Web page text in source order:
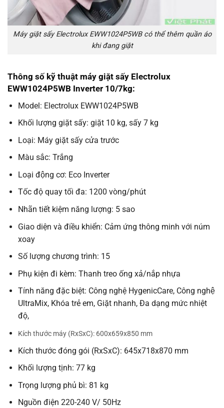
Máy giặt sấy Electrolux EWW1024P5WB có thể thêm quần áo
khi đang giặt
Thông số kỹ thuật máy giặt sấy Electrolux
EWW1024P5WB Inverter 10/7kg:
Model: Electrolux EWW1024P5WB
Khối lượng giặt sấy: giặt 10 kg, sấy 7 kg
Loại: Máy giặt sấy cửa trước
Màu sắc: Trắng
Loại động cơ: Eco Inverter
Tốc độ quay tối đa: 1200 vòng/phút
Nhãn tiết kiệm năng lượng: 5 sao
Giao diện và điều khiển: Cảm ứng thông minh với núm
xoay
Số lượng chương trình: 15
Phụ kiện đi kèm: Thanh treo ống xả/nắp nhựa
Tính năng đặc biệt: Công nghệ HygenicCare, Công nghệ
UltraMix, Khóa trẻ em, Giặt nhanh, Đa dạng mức nhiệt
độ,
Kích thước máy (RxSxC): 600x659x850 mm
Kích thước đóng gói (RxSxC): 645x718x870 mm
Khối lượng tịnh: 77 kg
Trọng lượng phủ bì: 81 kg
Nguồn điện 220-240 V/ 50Hz